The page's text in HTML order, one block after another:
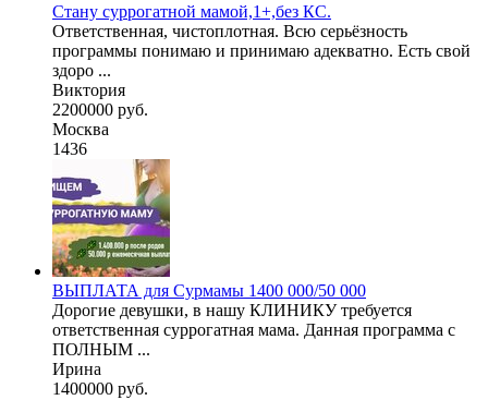
Стану суррогатной мамой,1+,без КС.
Ответственная, чистоплотная. Всю серьёзность
программы понимаю и принимаю адекватно. Есть свой
здоро ...
Виктория
2200000 руб.
Москва
1436
ВЫПЛАТА для Сурмамы 1400 000/50 000
Дорогие девушки, в нашу КЛИНИКУ требуется
ответственная суррогатная мама. Данная программа с
ПОЛНЫМ ...
Ирина
1400000 руб.